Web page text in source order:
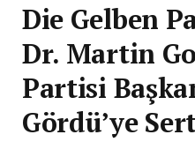
Die Gelben
Dr. Martin
Partisi
Gördü’ye